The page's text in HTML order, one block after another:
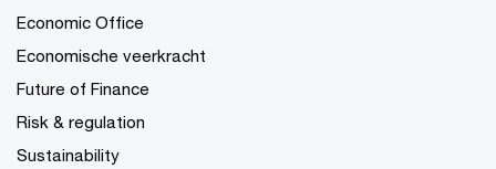
Economic Office
Economische veerkracht
Future of Finance
Risk & regulation
Sustainability